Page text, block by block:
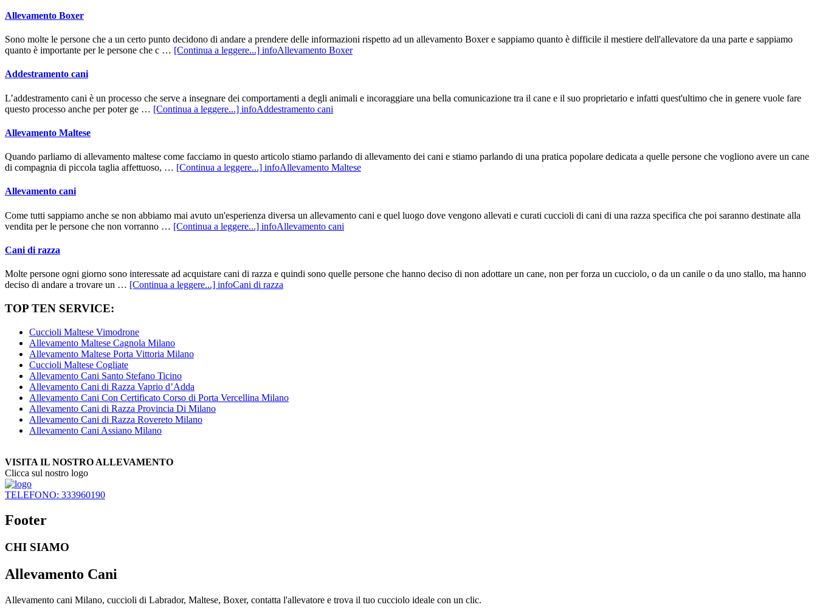
Allevamento Boxer
Sono molte le persone che a un certo punto decidono di andare a prendere delle informazioni rispetto ad un allevamento Boxer e sappiamo quanto è difficile il mestiere dell'allevatore da una parte e sappiamo
quanto è importante per le persone che c … [Continua a leggere...] infoAllevamento Boxer
Addestramento cani
L’addestramento cani è un processo che serve a insegnare dei comportamenti a degli animali e incoraggiare una bella comunicazione tra il cane e il suo proprietario e infatti quest'ultimo che in genere vuole fare
questo processo anche per poter ge … [Continua a leggere...] infoAddestramento cani
Allevamento Maltese
Quando parliamo di allevamento maltese come facciamo in questo articolo stiamo parlando di allevamento dei cani e stiamo parlando di una pratica popolare dedicata a quelle persone che vogliono avere un cane
di compagnia di piccola taglia affettuoso, … [Continua a leggere...] infoAllevamento Maltese
Allevamento cani
Come tutti sappiamo anche se non abbiamo mai avuto un'esperienza diversa un allevamento cani e quel luogo dove vengono allevati e curati cuccioli di cani di una razza specifica che poi saranno destinate alla
vendita per le persone che non vorranno … [Continua a leggere...] infoAllevamento cani
Cani di razza
Molte persone ogni giorno sono interessate ad acquistare cani di razza e quindi sono quelle persone che hanno deciso di non adottare un cane, non per forza un cucciolo, o da un canile o da uno stallo, ma hanno
deciso di andare a trovare un … [Continua a leggere...] infoCani di razza
TOP TEN SERVICE:
Cuccioli Maltese Vimodrone
Allevamento Maltese Cagnola Milano
Allevamento Maltese Porta Vittoria Milano
Cuccioli Maltese Cogliate
Allevamento Cani Santo Stefano Ticino
Allevamento Cani di Razza Vaprio d’Adda
Allevamento Cani Con Certificato Corso di Porta Vercellina Milano
Allevamento Cani di Razza Provincia Di Milano
Allevamento Cani di Razza Rovereto Milano
Allevamento Cani Assiano Milano
VISITA IL NOSTRO ALLEVAMENTO
Clicca sul nostro logo
TELEFONO: 333960190
Footer
CHI SIAMO
Allevamento Cani
Allevamento cani Milano, cuccioli di Labrador, Maltese, Boxer, contatta l'allevatore e trova il tuo cucciolo ideale con un clic.